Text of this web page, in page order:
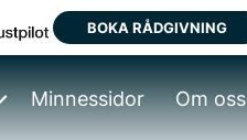
BOKA RÅDGIVNING
Minnessidor Om oss